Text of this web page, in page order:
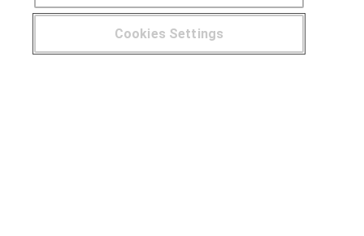
CENTROS DE FORMACIÓN
¿Tienes alguna duda? 900 264 357
Cookies Settings